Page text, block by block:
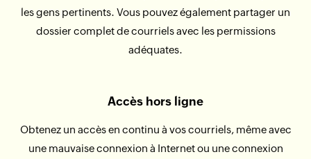
les gens pertinents. Vous pouvez également partager un
dossier complet de courriels avec les permissions
adéquates.
Accès hors ligne
Obtenez un accès en continu à vos courriels, même avec
une mauvaise connexion à Internet ou une connexion